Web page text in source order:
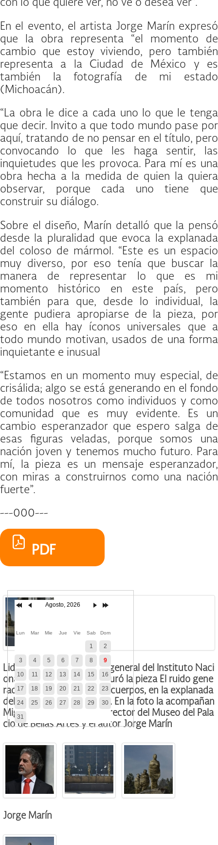
con lo que quiere ver, no ve o desea ver”.
En el evento, el artista Jorge Marín expresó
que la obra representa “el momento de
cambio que estoy viviendo, pero también
representa a la Ciudad de México y es
también la fotografía de mi estado
(Michoacán).
“La obra le dice a cada uno lo que le tenga
que decir. Invito a que todo mundo pase por
aquí, tratando de no pensar en el título, pero
convocando lo que les haga sentir, las
inquietudes que les provoca. Para mí es una
obra hecha a la medida de quien la quiera
observar, porque cada uno tiene que
construir su diálogo.
Sobre el diseño, Marín detalló que la pensó
desde la pluralidad que evoca la explanada
del coloso de mármol. “Este es un espacio
muy diverso, por eso tenía que buscar la
manera de representar lo que es mi
momento histórico en este país, pero
también para que, desde lo individual, la
gente pudiera apropiarse de la pieza, por
eso en ella hay íconos universales que a
todo mundo motivan, usados de una forma
inquietante e inusual
“Estamos en un momento muy especial, de
crisálida; algo se está generando en el fondo
de todos nosotros como individuos y como
comunidad que es muy evidente. Es un
cambio esperanzador que espero salga de
esas figuras veladas, porque somos una
nación joven y tenemos mucho futuro. Para
mí, la pieza es un mensaje esperanzador,
con miras a construirnos como una nación
fuerte”.
---000---
PDF
Lidia Camacho, directora general del Instituto Naci
onal de Bellas Artes inauguró la pieza El ruido gene
rado por el choque de los cuerpos, en la explanada
del Palacio de Bellas Artes. En la foto la acompañan
Miguel Fernández Félix, director del Museo del Pala
cio de Bellas Artes y el autor Jorge Marín
Jorge Marín
Agosto, 2026
Lun Mar Mie Jue Vie Sab Dom
1 2
3 4 5 6 7 8 9
10 11 12 13 14 15 16
17 18 19 20 21 22 23
24 25 26 27 28 29 30
31